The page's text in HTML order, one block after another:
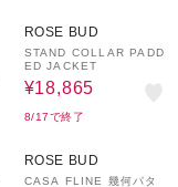
ROSE BUD
STAND COLLAR PADD
ED JACKET
¥18,865
8/17で終了
ROSE BUD
CASA FLINE 幾何パタ